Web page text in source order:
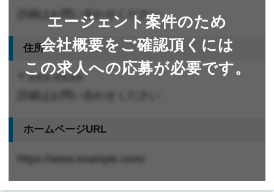
エージェント案件のため
会社概要をご確認頂くには
この求人への応募が必要です。
詳細はお問い合わせください
住所
〒XXX-XXXX
ホームページURL
https://www.example.com/